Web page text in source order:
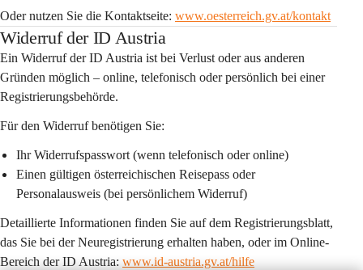
Oder nutzen Sie die Kontaktseite: www.oesterreich.gv.at/kontakt
Widerruf der ID Austria
Ein Widerruf der ID Austria ist bei Verlust oder aus anderen
Gründen möglich – online, telefonisch oder persönlich bei einer
Registrierungsbehörde.
Für den Widerruf benötigen Sie:
Ihr Widerrufspasswort (wenn telefonisch oder online)
Einen gültigen österreichischen Reisepass oder
Personalausweis (bei persönlichem Widerruf)
Detaillierte Informationen finden Sie auf dem Registrierungsblatt,
das Sie bei der Neuregistrierung erhalten haben, oder im Online-
Bereich der ID Austria: www.id-austria.gv.at/hilfe